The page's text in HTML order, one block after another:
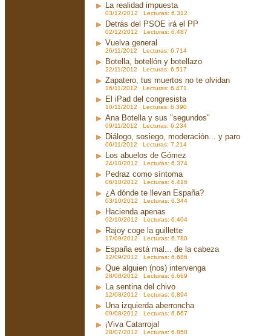
La realidad impuesta
03/12/2012 Lecturas: 6.312
Detrás del PSOE irá el PP
02/12/2012 Lecturas: 6.487
Vuelva general
26/11/2012 Lecturas: 6.714
Botella, botellón y botellazo
22/11/2012 Lecturas: 6.517
Zapatero, tus muertos no te olvidan
16/11/2012 Lecturas: 6.471
El iPad del congresista
10/11/2012 Lecturas: 6.390
Ana Botella y sus "segundos"
09/11/2012 Lecturas: 6.234
Diálogo, sosiego, moderación... y paro
06/11/2012 Lecturas: 7.214
Los abuelos de Gómez
24/10/2012 Lecturas: 6.374
Pedraz como síntoma
06/10/2012 Lecturas: 6.416
¿A dónde te llevan España?
03/10/2012 Lecturas: 6.344
Hacienda apenas
02/10/2012 Lecturas: 6.404
Rajoy coge la guillette
17/09/2012 Lecturas: 6.780
España está mal... de la cabeza
12/09/2012 Lecturas: 6.686
Que alguien (nos) intervenga
28/08/2012 Lecturas: 6.669
La sentina del chivo
12/08/2012 Lecturas: 6.894
Una izquierda aberroncha
09/08/2012 Lecturas: 6.667
¡Viva Catarroja!
28/07/2012 Lecturas: 6.858